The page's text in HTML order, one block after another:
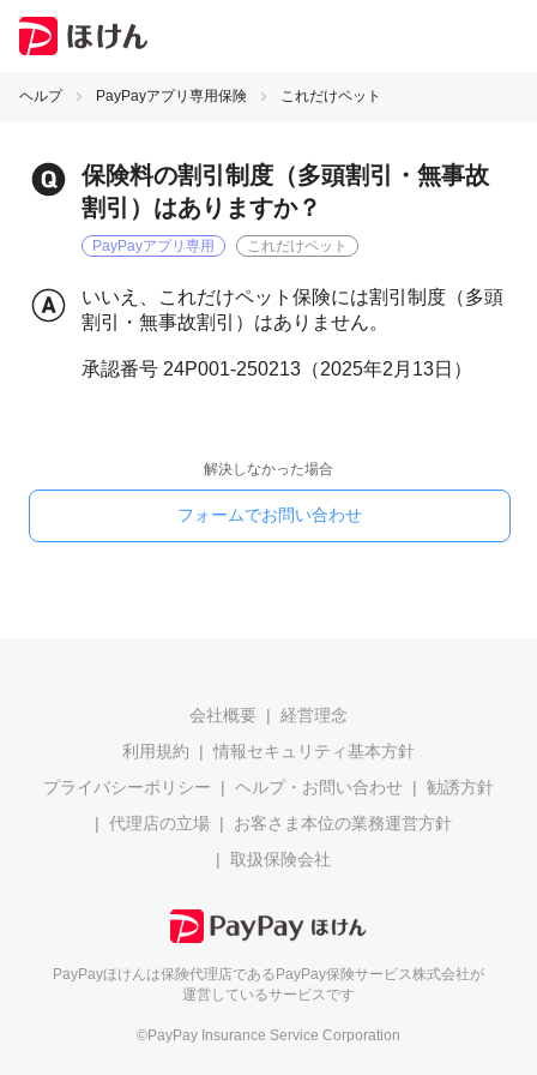
ヘルプ PayPayアプリ専用保険 これだけペット
保険料の割引制度（多頭割引・無事故
割引）はありますか？
PayPayアプリ専用 これだけペット
いいえ、これだけペット保険には割引制度（多頭
割引・無事故割引）はありません。
承認番号 24P001-250213（2025年2月13日）
解決しなかった場合
フォームでお問い合わせ
会社概要
経営理念
利用規約
情報セキュリティ基本方針
プライバシーポリシー
ヘルプ・お問い合わせ
勧誘方針
代理店の立場
お客さま本位の業務運営方針
取扱保険会社
PayPayほけんは保険代理店である PayPay保険サービス株式会社が
運営しているサービスです
©PayPay Insurance Service Corporation